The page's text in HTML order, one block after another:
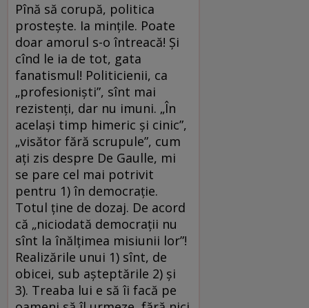
Pînă să corupă, politica
prostește. Ia mințile. Poate
doar amorul s-o întreacă! Și
cînd le ia de tot, gata
fanatismul! Politicienii, ca
„profesioniști”, sînt mai
rezistenți, dar nu imuni. „În
același timp himeric și cinic”,
„visător fără scrupule”, cum
ați zis despre De Gaulle, mi
se pare cel mai potrivit
pentru 1) în democrație.
Totul ține de dozaj. De acord
că „niciodată democrații nu
sînt la înălțimea misiunii lor”!
Realizările unui 1) sînt, de
obicei, sub așteptările 2) și
3). Treaba lui e să îi facă pe